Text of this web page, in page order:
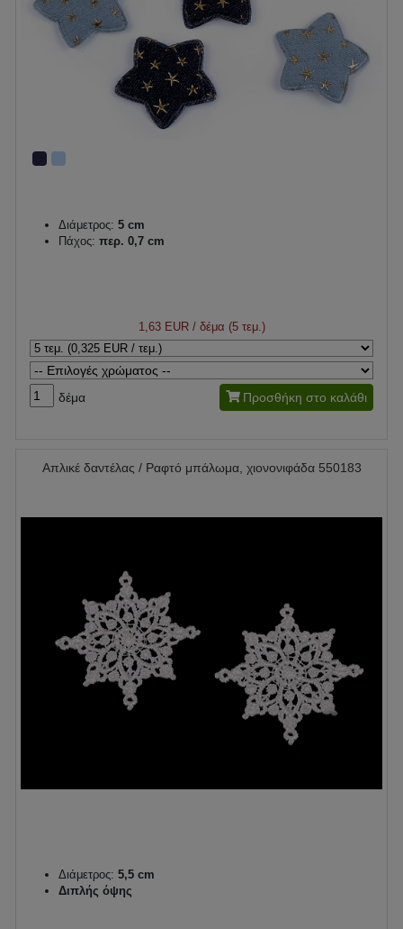
Διάμετρος: 5 cm
Πάχος: περ. 0,7 cm
1,63 EUR/ δέμα (5 τεμ.)
δέμα Προσθήκη στο καλάθι
Απλικέ δαντέλας / Ραφτό μπάλωμα, χιονονιφάδα 550183
Διάμετρος: 5,5 cm
Διπλής όψης